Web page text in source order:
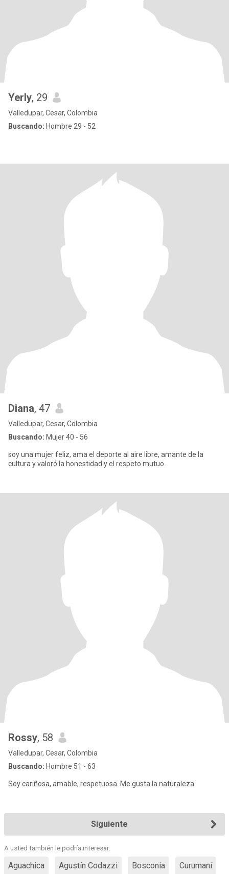
Yerly, 29
Valledupar, Cesar, Colombia
Buscando: Hombre 29 - 52
Diana, 47
Valledupar, Cesar, Colombia
Buscando: Mujer 40 - 56
soy una mujer feliz, ama el deporte al aire libre, amante de la
cultura y valoró la honestidad y el respeto mutuo.
Rossy, 58
Valledupar, Cesar, Colombia
Buscando: Hombre 51 - 63
Soy cariñosa, amable, respetuosa. Me gusta la naturaleza.
Siguiente
A usted también le podría interesar:
Aguachica Agustín Codazzi Bosconia Curumaní